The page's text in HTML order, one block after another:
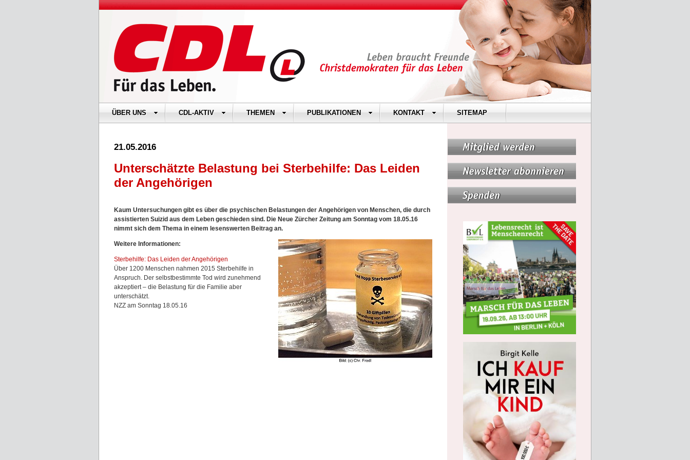
ÜBER UNS CDL-AKTIV THEMEN PUBLIKATIONEN KONTAKT SITEMAP
21.05.2016
Unterschätzte Belastung bei Sterbehilfe: Das Leiden
der Angehörigen
Kaum Untersuchungen gibt es über die psychischen Belastungen der Angehörigen von Menschen, die durch
assistierten Suizid aus dem Leben geschieden sind. Die Neue Zürcher Zeitung am Sonntag vom 18.05.16
nimmt sich dem Thema in einem lesenswerten Beitrag an.
Weitere Informationen:
Sterbehilfe: Das Leiden der Angehörigen
Über 1200 Menschen nahmen 2015 Sterbehilfe in
Anspruch. Der selbstbestimmte Tod wird zunehmend
akzeptiert – die Belastung für die Familie aber
unterschätzt.
NZZ am Sonntag 18.05.16